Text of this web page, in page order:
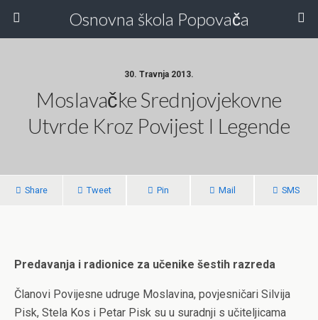
Osnovna škola Popovača
30. Travnja 2013.
Moslavačke Srednjovjekovne
Utvrde Kroz Povijest I Legende
Share Tweet Pin Mail SMS
Predavanja i radionice za učenike šestih razreda
Članovi Povijesne udruge Moslavina, povjesničari Silvija
Pisk, Stela Kos i Petar Pisk su u suradnji s učiteljicama